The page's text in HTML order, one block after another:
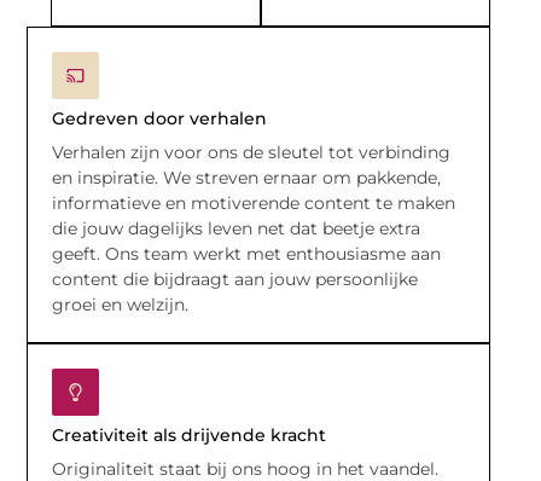
Gedreven door verhalen
Verhalen zijn voor ons de sleutel tot verbinding
en inspiratie. We streven ernaar om pakkende,
informatieve en motiverende content te maken
die jouw dagelijks leven net dat beetje extra
geeft. Ons team werkt met enthousiasme aan
content die bijdraagt aan jouw persoonlijke
groei en welzijn.
Creativiteit als drijvende kracht
Originaliteit staat bij ons hoog in het vaandel.